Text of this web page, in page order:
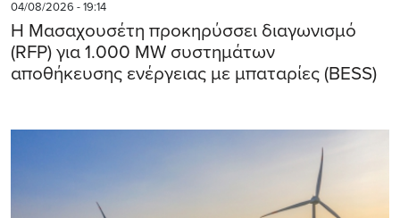
04/08/2026 - 19:14
Η Μασαχουσέτη προκηρύσσει διαγωνισμό
(RFP) για 1.000 MW συστημάτων
αποθήκευσης ενέργειας με μπαταρίες (BESS)